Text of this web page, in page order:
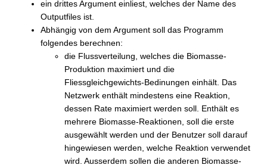
ein drittes Argument einliest, welches der Name des
Outputfiles ist.
Abhängig von dem Argument soll das Programm
folgendes berechnen:
die Flussverteilung, welches die Biomasse-
Produktion maximiert und die
Fliessgleichgewichts-Bedinungen einhält. Das
Netzwerk enthält mindestens eine Reaktion,
dessen Rate maximiert werden soll. Enthält es
mehrere Biomasse-Reaktionen, soll die erste
ausgewählt werden und der Benutzer soll darauf
hingewiesen werden, welche Reaktion verwendet
wird. Ausserdem sollen die anderen Biomasse-